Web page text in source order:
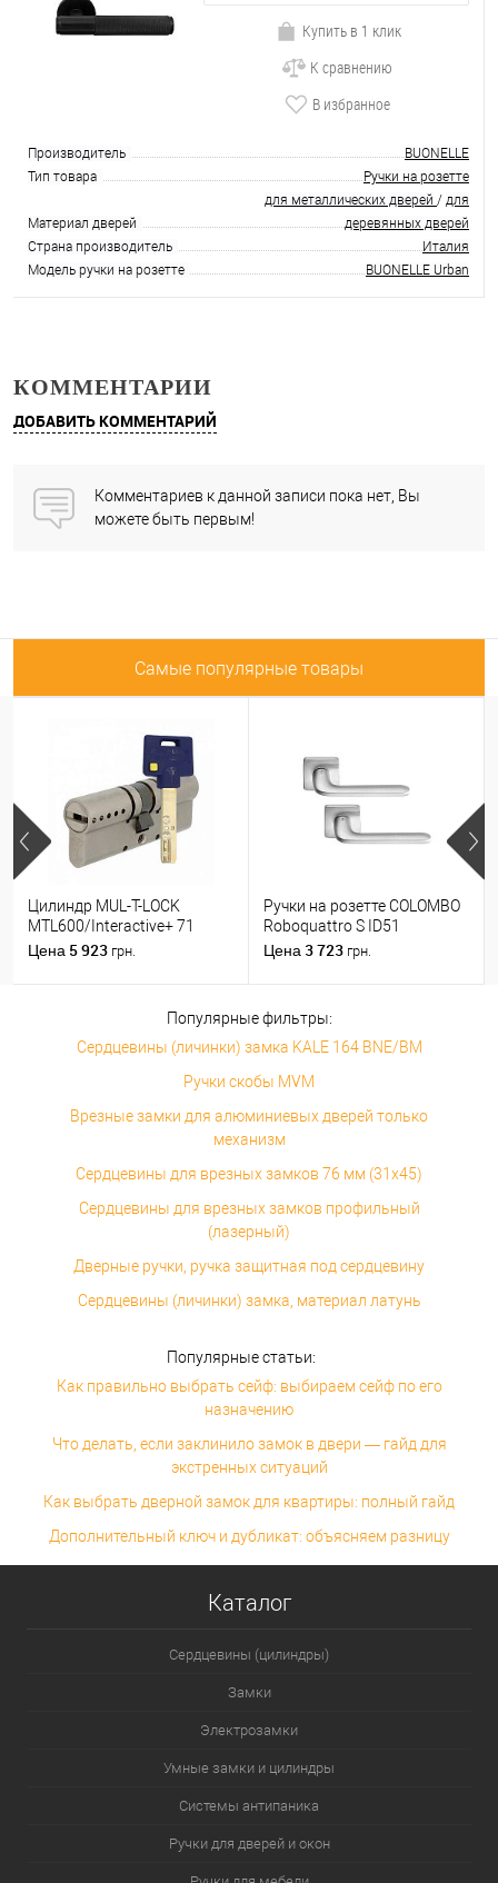
Купить в 1 клик
К сравнению
В избранное
Производитель
BUONELLE
Тип товара
Ручки на розетте
Материал дверей
для металлических дверей / для
деревянных дверей
Страна производитель
Италия
Модель ручки на розетте
BUONELLE Urban
КОММЕНТАРИИ
ДОБАВИТЬ КОММЕНТАРИЙ
Комментариев к данной записи пока нет, Вы
можете быть первым!
Самые популярные товары
Цилиндр MUL-T-LOCK
MTL600/Interactive+ 71
(31*40) никель сатин
Цена 5 923 грн.
Ручки на розетте COLOMBO
Roboquattro S ID51
(PT19BZG-PT13) матовый
Цена 3 723 грн.
Популярные фильтры:
Сердцевины (личинки) замка KALE 164 BNE/BM
Ручки скобы MVM
Врезные замки для алюминиевых дверей только
механизм
Сердцевины для врезных замков 76 мм (31x45)
Сердцевины для врезных замков профильный
(лазерный)
Дверные ручки, ручка защитная под сердцевину
Сердцевины (личинки) замка, материал латунь
Популярные статьи:
Как правильно выбрать сейф: выбираем сейф по его
назначению
Что делать, если заклинило замок в двери — гайд для
экстренных ситуаций
Как выбрать дверной замок для квартиры: полный гайд
Дополнительный ключ и дубликат: объясняем разницу
Каталог
Сердцевины (цилиндры)
Замки
Электрозамки
Умные замки и цилиндры
Системы антипаника
Ручки для дверей и окон